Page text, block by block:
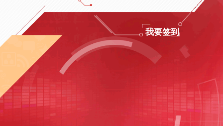
梦娃APP送年货+送春联
跳高王子张国伟与吴莫愁的运动秀
>
大张伟连线直播欢唱《倍儿爽》
凤凰传奇与观众齐唱《中国味道》
我要签到